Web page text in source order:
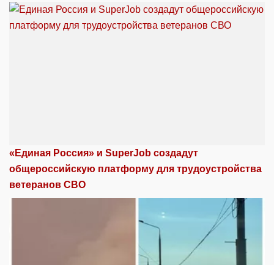
«Единая Россия» и SuperJob создадут
общероссийскую платформу для трудоустройства
ветеранов СВО